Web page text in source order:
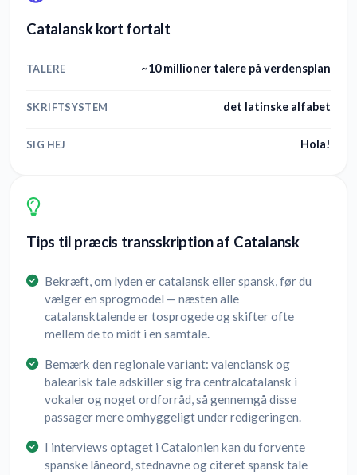
Catalansk kort fortalt
TALERE ~10 millioner talere på verdensplan
SKRIFTSYSTEM det latinske alfabet
SIG HEJ Hola!
Tips til præcis transskription af Catalansk
Bekræft, om lyden er catalansk eller spansk, før du
vælger en sprogmodel — næsten alle
catalansktalende er tosprogede og skifter ofte
mellem de to midt i en samtale.
Bemærk den regionale variant: valenciansk og
balearisk tale adskiller sig fra centralcatalansk i
vokaler og noget ordforråd, så gennemgå disse
passager mere omhyggeligt under redigeringen.
I interviews optaget i Catalonien kan du forvente
spanske låneord, stednavne og citeret spansk tale